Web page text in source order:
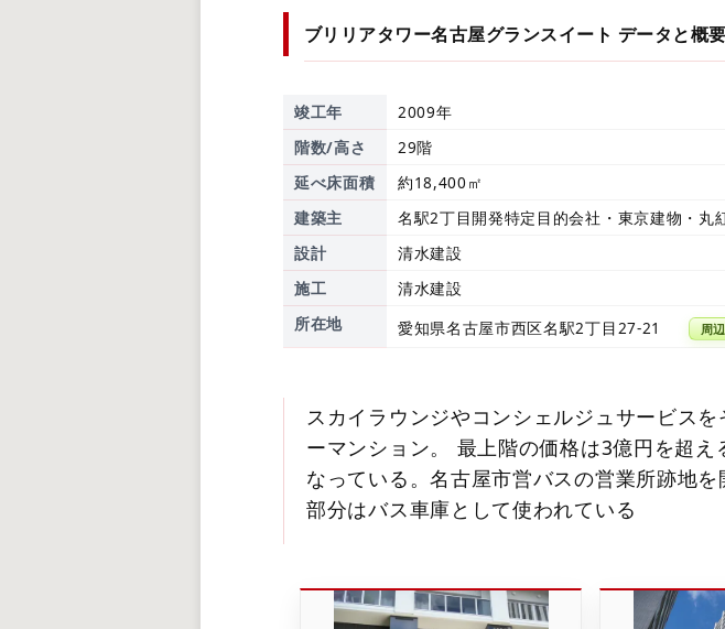
ブリリアタワー名古屋グランスイート データと概要
竣工年
2009年
階数/高さ
29階
延べ床面積
約18,400㎡
建築主
名駅2丁目開発特定目的会社・東京建物・丸
設計
清水建設
施工
清水建設
所在地
愛知県名古屋市西区名駅2丁目27-21 周
スカイラウンジやコンシェルジュサービス
ーマンション。 最上階の価格は3億円を超
なっている。名古屋市営バスの営業所跡地
部分はバス車庫として使われている